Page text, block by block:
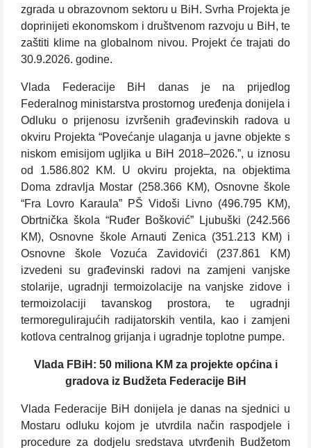
zgrada u obrazovnom sektoru u BiH. Svrha Projekta je
doprinijeti ekonomskom i društvenom razvoju u BiH, te
zaštiti klime na globalnom nivou. Projekt će trajati do
30.9.2026. godine.
Vlada Federacije BiH danas je na prijedlog
Federalnog ministarstva prostornog uređenja donijela i
Odluku o prijenosu izvršenih građevinskih radova u
okviru Projekta “Povećanje ulaganja u javne objekte s
niskom emisijom ugljika u BiH 2018–2026.”, u iznosu
od 1.586.802 KM. U okviru projekta, na objektima
Doma zdravlja Mostar (258.366 KM), Osnovne škole
“Fra Lovro Karaula” PŠ Vidoši Livno (496.795 KM),
Obrtnička škola “Ruđer Bošković” Ljubuški (242.566
KM), Osnovne škole Arnauti Zenica (351.213 KM) i
Osnovne škole Vozuća Zavidovići (237.861 KM)
izvedeni su građevinski radovi na zamjeni vanjske
stolarije, ugradnji termoizolacije na vanjske zidove i
termoizolaciji tavanskog prostora, te ugradnji
termoregulirajućih radijatorskih ventila, kao i zamjeni
kotlova centralnog grijanja i ugradnje toplotne pumpe.
Vlada FBiH: 50 miliona KM za projekte općina i
gradova iz Budžeta Federacije BiH
Vlada Federacije BiH donijela je danas na sjednici u
Mostaru odluku kojom je utvrdila način raspodjele i
procedure za dodjelu sredstava utvrđenih Budžetom